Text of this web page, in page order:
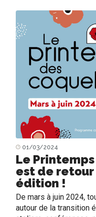
01/03/2024
Le
est de retour
édition !
De mars à juin 2024,
autour de la transition